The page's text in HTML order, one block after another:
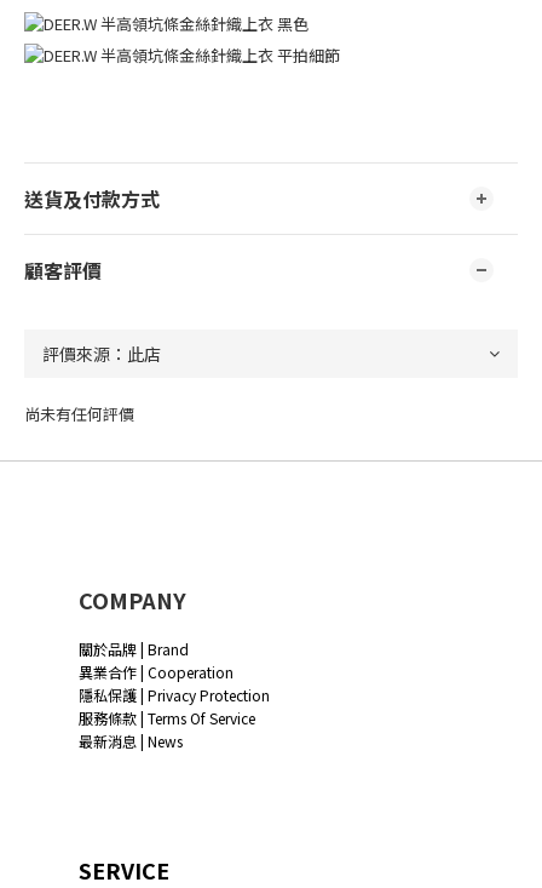
送貨及付款方式
顧客評價
尚未有任何評價
COMPANY
關於品牌 | Brand
異業合作 | Cooperation
隱私保護 | Privacy Protection
服務條款 | Terms Of Service
最新消息 | News
SERVICE